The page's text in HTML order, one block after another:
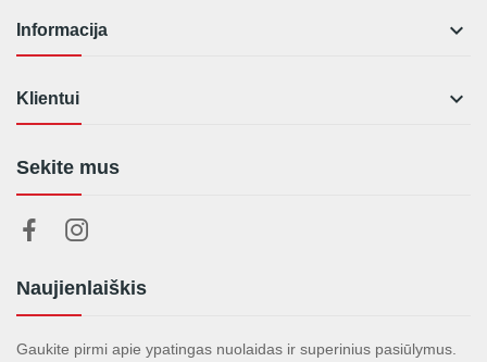
Informacija 
Klientui 
Sekite mus
Naujienlaiškis
Gaukite pirmi apie ypatingas nuolaidas ir superinius pasiūlymus.